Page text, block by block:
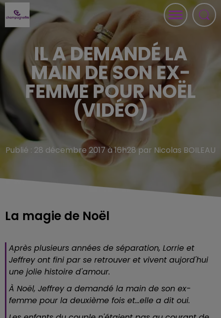
IL A DEMANDÉ LA
MAIN DE SON EX-
FEMME POUR NOËL
(VIDÉO)
Publié : 28 décembre 2017 à 16h28 par Nicolas BOILEAU
La magie de Noël
Après plusieurs années de séparation, Lorrie et
Jeffrey ont fini par se retrouver et vivent aujord'hui
une jolie histoire d'amour.
À Noël, Jeffrey a demandé la main de son ex-
femme pour la deuxième fois et...elle a dit oui.